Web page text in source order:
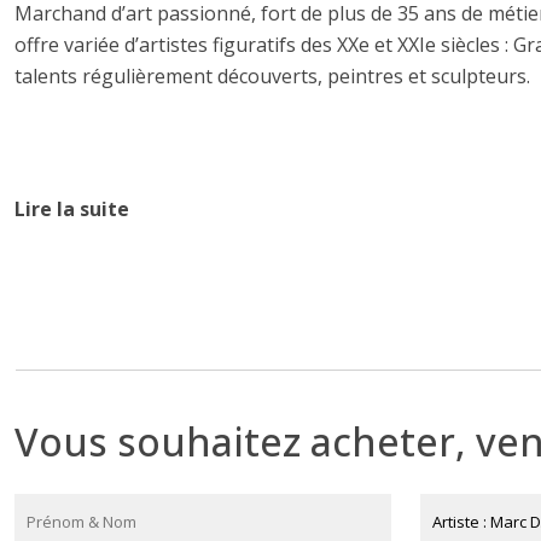
Marchand d’art passionné, fort de plus de 35 ans de
offre variée d’artistes figuratifs des XXe et XXIe siècles :
talents régulièrement découverts, peintres et sculpteurs.
l’huile, un véritable coup de cœur. Il trouve son inspiration
en Hollande, à New-York ou en Allemagne.« J’ai peur de
cours à mon inconscient qui saura vraisemblablement bien
Lire la suite
Vous souhaitez acheter,